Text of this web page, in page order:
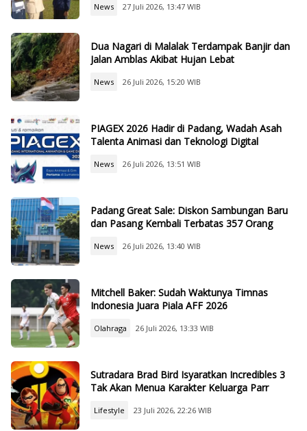
News 27 Juli 2026, 13:47 WIB
Dua Nagari di Malalak Terdampak Banjir dan
Jalan Amblas Akibat Hujan Lebat
News 26 Juli 2026, 15:20 WIB
PIAGEX 2026 Hadir di Padang, Wadah Asah
Talenta Animasi dan Teknologi Digital
News 26 Juli 2026, 13:51 WIB
Padang Great Sale: Diskon Sambungan Baru
dan Pasang Kembali Terbatas 357 Orang
News 26 Juli 2026, 13:40 WIB
Mitchell Baker: Sudah Waktunya Timnas
Indonesia Juara Piala AFF 2026
Olahraga 26 Juli 2026, 13:33 WIB
Sutradara Brad Bird Isyaratkan Incredibles 3
Tak Akan Menua Karakter Keluarga Parr
Lifestyle 23 Juli 2026, 22:26 WIB